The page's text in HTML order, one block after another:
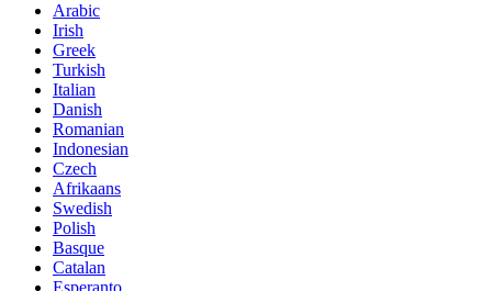
Arabic
Irish
Greek
Turkish
Italian
Danish
Romanian
Indonesian
Czech
Afrikaans
Swedish
Polish
Basque
Catalan
Esperanto